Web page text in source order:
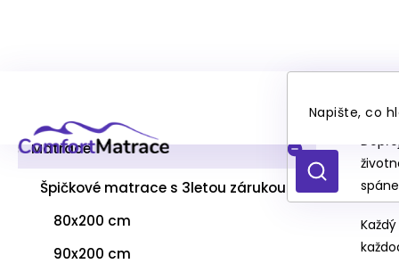
HLEDAT
t
r
kategorie
Matrace
Špičkové matrace s 3letou zárukou
80x200 cm
90x200 cm